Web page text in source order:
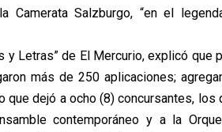
Salzburgo, “en el
Letras” de El Mercurio, explicó que
más de 250 aplicaciones;
que dejó a ocho (8) concursantes, los
contemporáneo y a la